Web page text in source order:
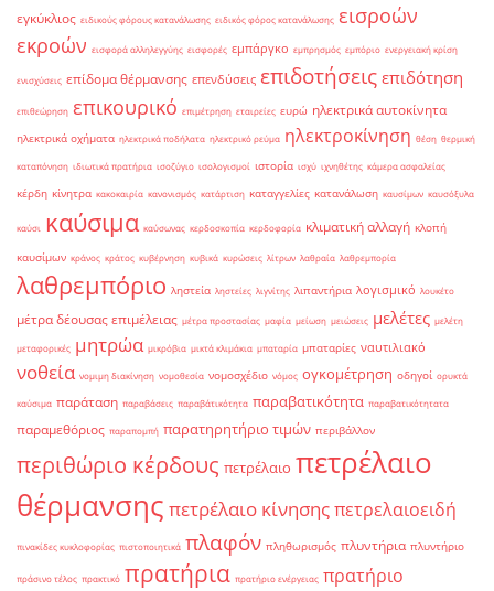
εγκύκλιος ειδικούς φόρους κατανάλωσης ειδικός φόρος κατανάλωσης εισροών
εκροών εισφορά αλληλεγγύης εισφορές εμπάργκο εμπρησμός εμπόριο ενεργειακή κρίση
ενισχύσεις επίδομα θέρμανσης επενδύσεις επιδοτήσεις επιδότηση
επιθεώρηση επικουρικό επιμέτρηση εταιρείες ευρώ ηλεκτρικά αυτοκίνητα
ηλεκτρικά οχήματα ηλεκτρικά ποδήλατα ηλεκτρικό ρεύμα ηλεκτροκίνηση θέση θερμική
καταπόνηση ιδιωτικά πρατήρια ισοζύγιο ισολογισμοί ιστορία ισχύ ιχνηθέτης κάμερα ασφαλείας
κέρδη κίνητρα κακοκαιρία κανονισμός κατάρτιση καταγγελίες κατανάλωση καυσίμων καυσόξυλα
καύσι καύσιμα καύσωνας κερδοσκοπία κερδοφορία κλιματική αλλαγή κλοπή
καυσίμων κράνος κράτος κυβέρνηση κυβικά κυρώσεις λίτρων λαθραία λαθρεμπορία
λαθρεμπόριο ληστεία ληστείες λιγνίτης λιπαντήρια λογισμικό λουκέτο
μέτρα δέουσας επιμέλειας μέτρα προστασίας μαφία μείωση μειώσεις μελέτες μελέτη
μεταφορικές μητρώα μικρόβια μικτά κλιμάκια μπαταρία μπαταρίες ναυτιλιακό
νοθεία νομιμη διακίνηση νομοθεσία νομοσχέδιο νόμος ογκομέτρηση οδηγοί ορυκτά
καύσιμα παράταση παραβάσεις παραβάτικότητα παραβατικότητα παραβατικότητατα
παραμεθόριος παραπομπή παρατηρητήριο τιμών περιβάλλον
περιθώριο κέρδους πετρέλαιο πετρέλαιο
θέρμανσης πετρέλαιο κίνησηςπετρελαιοειδή
πινακίδες κυκλοφορίας πιστοποιητικά πλαφόν πληθωρισμός πλυντήρια πλυντήριο
πράσινο τέλος πρακτικό πρατήρια πρατήριο ενέργειας πρατήριο